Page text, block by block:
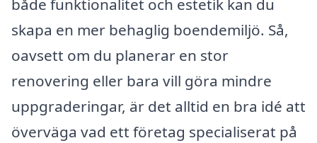
både funktionalitet och estetik kan du
skapa en mer behaglig boendemiljö. Så,
oavsett om du planerar en stor
renovering eller bara vill göra mindre
uppgraderingar, är det alltid en bra idé att
överväga vad ett företag specialiserat på